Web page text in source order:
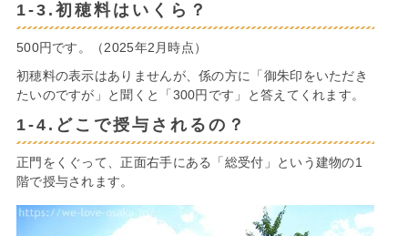
1-3.初穂料はいくら？
500円です。（2025年2月時点）
初穂料の表示はありませんが、係の方に「御朱印をいただき
たいのですが」と聞くと「300円です」と答えてくれます。
1-4.どこで授与されるの？
正門をくぐって、正面右手にある「総受付」という建物の1
階で授与されます。